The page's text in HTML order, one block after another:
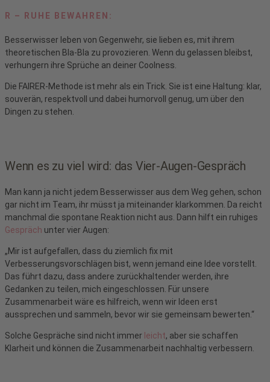
R – RUHE BEWAHREN:
Besserwisser leben von Gegenwehr, sie lieben es, mit ihrem
theoretischen Bla-Bla zu provozieren. Wenn du gelassen bleibst,
verhungern ihre Sprüche an deiner Coolness.
Die FAIRER-Methode ist mehr als ein Trick. Sie ist eine Haltung: klar,
souverän, respektvoll und dabei humorvoll genug, um über den
Dingen zu stehen.
Wenn es zu viel wird: das Vier-Augen-Gespräch
Man kann ja nicht jedem Besserwisser aus dem Weg gehen, schon
gar nicht im Team, ihr müsst ja miteinander klarkommen. Da reicht
manchmal die spontane Reaktion nicht aus. Dann hilft ein ruhiges
Gespräch unter vier Augen:
„Mir ist aufgefallen, dass du ziemlich fix mit
Verbesserungsvorschlägen bist, wenn jemand eine Idee vorstellt.
Das führt dazu, dass andere zurückhaltender werden, ihre
Gedanken zu teilen, mich eingeschlossen. Für unsere
Zusammenarbeit wäre es hilfreich, wenn wir Ideen erst
aussprechen und sammeln, bevor wir sie gemeinsam bewerten.“
Solche Gespräche sind nicht immer leicht, aber sie schaffen
Klarheit und können die Zusammenarbeit nachhaltig verbessern.